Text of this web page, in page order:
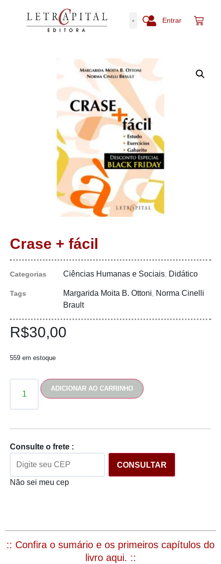
Entrar
Crase + fácil
Categorias Ciências Humanas e Sociais, Didático
Tags Margarida Moita B. Ottoni, Norma Cinelli
Brault
R$30,00
559 em estoque
ADICIONAR AO CARRINHO
Consulte o frete :
CONSULTAR
Não sei meu cep
:: Confira o sumário e os primeiros capítulos do
livro aqui. ::